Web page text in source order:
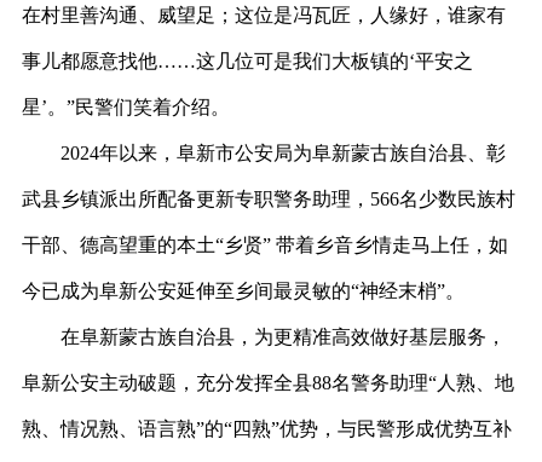
在村里善沟通、威望足；这位是冯瓦匠，人缘好，谁家有
事儿都愿意找他……这几位可是我们大板镇的‘平安之
星’。”民警们笑着介绍。
2024年以来，阜新市公安局为阜新蒙古族自治县、彰
武县乡镇派出所配备更新专职警务助理，566名少数民族村
干部、德高望重的本土“乡贤” 带着乡音乡情走马上任，如
今已成为阜新公安延伸至乡间最灵敏的“神经末梢”。
在阜新蒙古族自治县，为更精准高效做好基层服务，
阜新公安主动破题，充分发挥全县88名警务助理“人熟、地
熟、情况熟、语言熟”的“四熟”优势，与民警形成优势互补